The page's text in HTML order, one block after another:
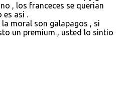
, los franceces se querian
es asi .
moral son galapagos , si
un premium , usted lo sintio